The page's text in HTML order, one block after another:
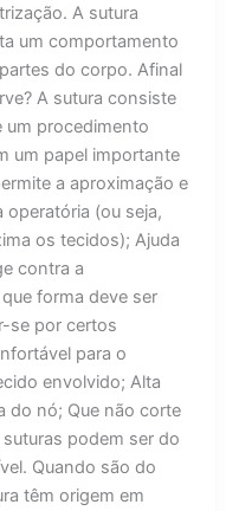
A sutura
um comportamento
do corpo. Afinal
A sutura consiste
um procedimento
um papel importante
a aproximação e
(ou seja,
os tecidos); Ajuda
contra a
forma deve ser
se por certos
para o
envolvido; Alta
do nó; Que não corte
podem ser do
Quando são do
têm origem em